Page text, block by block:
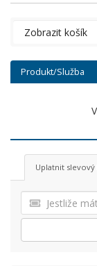
Produkt/Služba
Uplatnit slevový